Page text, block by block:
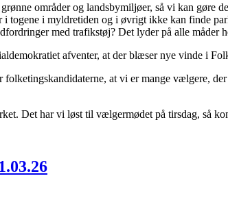
områder og landsbymiljøer, så vi kan gøre
i myldretiden og i øvrigt ikke kan finde
med trafikstøj? Det lyder på alle måder
afventer, at der blæser nye vinde i
at vi er mange vælgere,
Det har vi løst til vælgermødet på tirsdag, så